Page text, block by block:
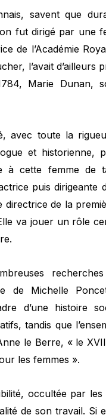
savent que
fut dirigé par une
de l’Académie
l’avait d’ailleurs
Marie Dunan,
avec toute la
et historienne,
à cette femme de
puis dirigeante
de la
va jouer un rôle
de Michelle
d’une histoire
tandis que
le Berre, « le
les femmes ».
occultée par
de son travail. Si